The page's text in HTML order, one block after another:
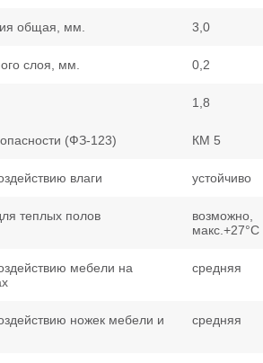
общая, мм. 3,0
слоя, мм. 0,2
1,8
(ФЗ-123) КМ 5
влаги устойчиво
теплых полов
возможно,
макс.+27°С
мебели на
средняя
ножек мебели и
средняя